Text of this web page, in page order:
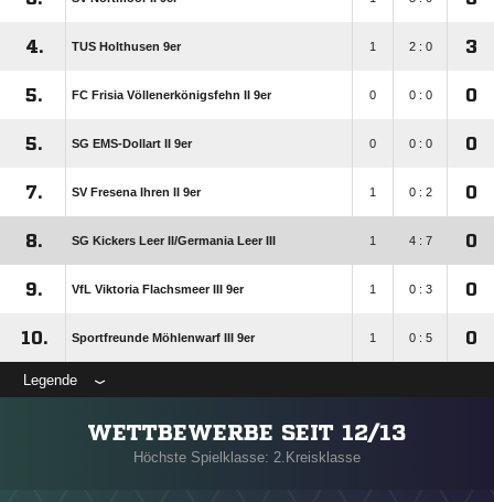
4. TUS Holthusen 9er 1 2 : 0 3
5. FC Frisia Völlenerkönigsfehn II 9er 0 0 : 0 0
5. SG EMS-Dollart II 9er 0 0 : 0 0
7. SV Fresena Ihren II 9er 1 0 : 2 0
8. SG Kickers Leer II/​Germania Leer III 1 4 : 7 0
9. VfL Viktoria Flachsmeer III 9er 1 0 : 3 0
10. Sportfreunde Möhlenwarf III 9er 1 0 : 5 0
Legende
WETTBEWERBE SEIT 12/13
Höchste Spielklasse: 2.Kreisklasse